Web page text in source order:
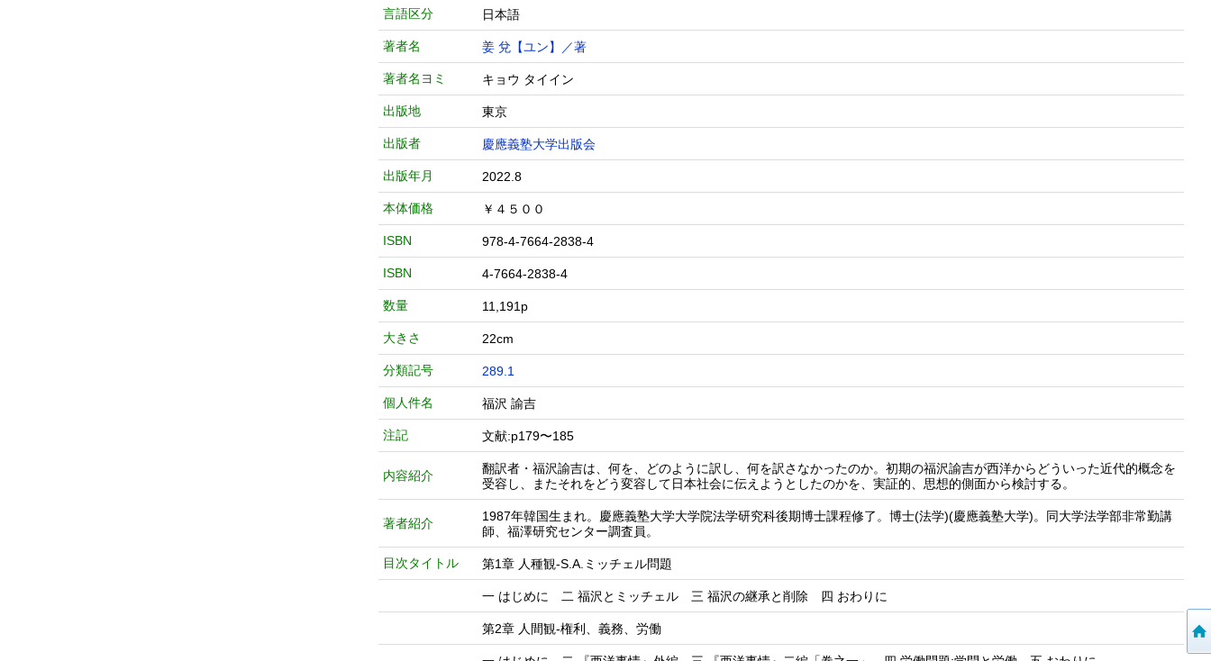
言語区分 日本語
著者名 姜 兌【ユン】／著
著者名ヨミ キョウ タイイン
出版地 東京
出版者 慶應義塾大学出版会
出版年月 2022.8
本体価格 ￥４５００
ISBN 978-4-7664-2838-4
ISBN 4-7664-2838-4
数量 11,191p
大きさ 22cm
分類記号 289.1
個人件名 福沢 諭吉
注記 文献:p179〜185
内容紹介
翻訳者・福沢諭吉は、何を、どのように訳し、何を訳さなかったのか。初期の福沢諭吉が西洋からどういった近代的概念を
受容し、またそれをどう変容して日本社会に伝えようとしたのかを、実証的、思想的側面から検討する。
著者紹介
1987年韓国生まれ。慶應義塾大学大学院法学研究科後期博士課程修了。博士(法学)(慶應義塾大学)。同大学法学部非常勤講
師、福澤研究センター調査員。
目次タイトル 第1章 人種観-S.A.ミッチェル問題
一 はじめに 二 福沢とミッチェル 三 福沢の継承と削除 四 おわりに
第2章 人間観-権利、義務、労働